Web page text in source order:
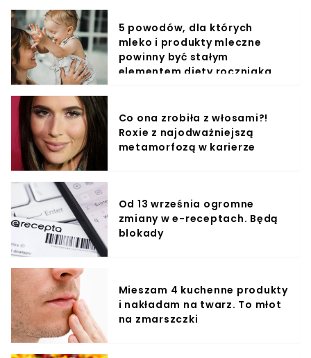
5 powodów, dla których
mleko i produkty mleczne
powinny być stałym
elementem diety roczniaka
Co ona zrobiła z włosami?!
Roxie z najodważniejszą
metamorfozą w karierze
Od 13 września ogromne
zmiany w e-receptach. Będą
blokady
Mieszam 4 kuchenne produkty
i nakładam na twarz. To młot
na zmarszczki